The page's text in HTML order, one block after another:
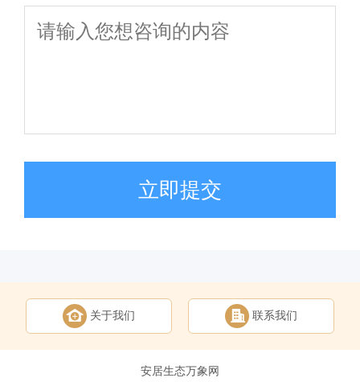
立即提交
关于我们 联系我们
安居生态万象网